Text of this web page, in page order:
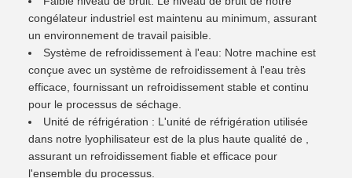
congélateur industriel est maintenu au minimum, assurant
un environnement de travail paisible.
Système de refroidissement à l'eau: Notre machine est
conçue avec un système de refroidissement à l'eau très
efficace, fournissant un refroidissement stable et continu
pour le processus de séchage.
Unité de réfrigération : L'unité de réfrigération utilisée
dans notre lyophilisateur est de la plus haute qualité de ,
assurant un refroidissement fiable et efficace pour
l'ensemble du processus.